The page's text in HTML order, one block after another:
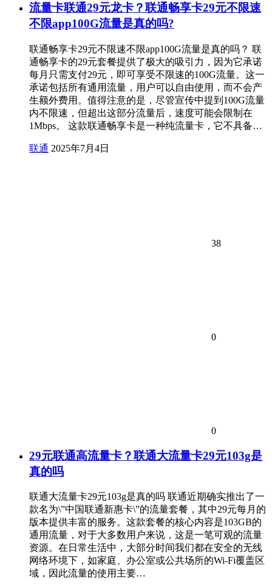
流量卡联通29元龙卡？联通畅享卡29元不限速
不限app100G流量是真的吗?
联通畅享卡29元不限速不限app100G流量是真的吗？ 联
通畅享卡的29元套餐提供了极大的吸引力，因为它承诺
每月只需支付29元，即可享受不限速的100G流量。这一
承诺包括所有通用流量，用户可以自由使用，而不会产
生额外费用。值得注意的是，尽管宣传中提到100G流量
内不限速，但超出这部分流量后，速度可能会限制在
1Mbps。 这款联通畅享卡是一种纯流量卡，它不具备…
联通 2025年7月4日
38
0
0
29元联通高流量卡？联通大流量卡29元103g是
真的吗
联通大流量卡29元103g是真的吗 联通近期确实推出了一
款名为\”中国联通新惠卡\”的流量套餐，其中29元每月的
版本提供丰富的服务。这款套餐的核心内容是103GB的
通用流量，对于大多数用户来说，这是一笔可观的流量
资源。在日常生活中，大部分时间我们都在安全的无线
网络环境下，如家庭、办公室或公共场所的Wi-Fi覆盖区
域，因此流量的使用主要…